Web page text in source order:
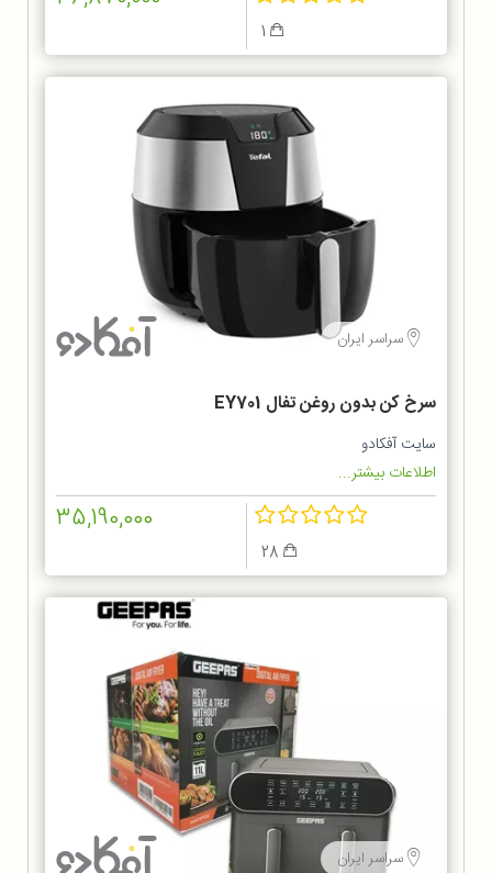
سراسر ایران
سرخ کن بدون روغن تفال EY701
سایت آفکادو
اطلاعات بیشتر...
35,190,000
سراسر ایران